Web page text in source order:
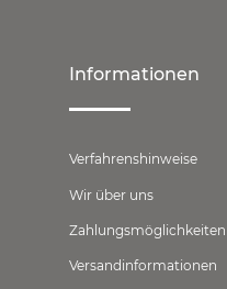
Informationen
Verfahrenshinweise
Wir über uns
Zahlungsmöglichkeiten
Versandinformationen